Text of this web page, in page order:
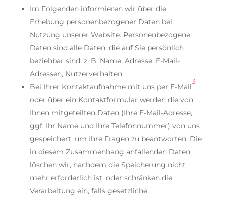
Im Folgenden informieren wir über die
Erhebung personenbezogener Daten bei
Nutzung unserer Website. Personenbezogene
Daten sind alle Daten, die auf Sie persönlich
beziehbar sind, z. B. Name, Adresse, E-Mail-
Adressen, Nutzerverhalten.
Bei Ihrer Kontaktaufnahme mit uns per E-Mail
3
oder über ein Kontaktformular werden die von
Ihnen mitgeteilten Daten (Ihre E-Mail-Adresse,
ggf. Ihr Name und Ihre Telefonnummer) von uns
gespeichert, um Ihre Fragen zu beantworten. Die
in diesem Zusammenhang anfallenden Daten
löschen wir, nachdem die Speicherung nicht
mehr erforderlich ist, oder schränken die
Verarbeitung ein, falls gesetzliche